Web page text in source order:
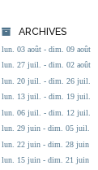
ARCHIVES
lun. 03 août - dim. 09 août
lun. 27 juil. - dim. 02 août
lun. 20 juil. - dim. 26 juil.
lun. 13 juil. - dim. 19 juil.
lun. 06 juil. - dim. 12 juil.
lun. 29 juin - dim. 05 juil.
lun. 22 juin - dim. 28 juin
lun. 15 juin - dim. 21 juin